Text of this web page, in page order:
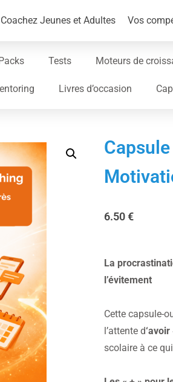
Coachez Jeunes et Adultes Vos
Packs Tests Moteurs de
Livres d’occasion
6.50€
La
l’évitement
Cette capsule-
l’attente d
scolaire à ce